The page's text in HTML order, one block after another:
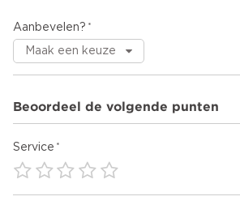
Aanbevelen?
Beoordeel de volgende punten
Service